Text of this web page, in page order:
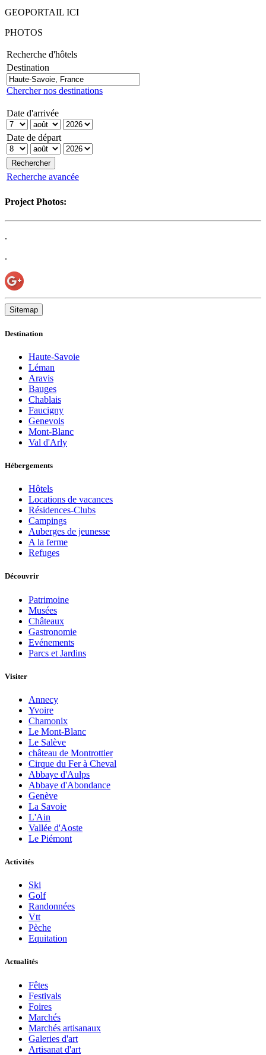
GEOPORTAIL ICI
PHOTOS
Recherche d'hôtels
Destination
Chercher nos destinations
Date d'arrivée
Date de départ
Recherche avancée
Project Photos:
.
.
Sitemap
Destination
Haute-Savoie
Léman
Aravis
Bauges
Chablais
Faucigny
Genevois
Mont-Blanc
Val d'Arly
Hébergements
Hôtels
Locations de vacances
Résidences-Clubs
Campings
Auberges de jeunesse
A la ferme
Refuges
Découvrir
Patrimoine
Musées
Châteaux
Gastronomie
Evénements
Parcs et Jardins
Visiter
Annecy
Yvoire
Chamonix
Le Mont-Blanc
Le Salève
château de Montrottier
Cirque du Fer à Cheval
Abbaye d'Aulps
Abbaye d'Abondance
Genève
La Savoie
L'Ain
Vallée d'Aoste
Le Piémont
Activités
Ski
Golf
Randonnées
Vtt
Pèche
Equitation
Actualités
Fêtes
Festivals
Foires
Marchés
Marchés artisanaux
Galeries d'art
Artisanat d'art